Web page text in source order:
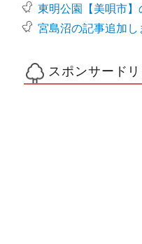
東明公園【美唄市】
宮島沼の記事追加し
スポンサードリ